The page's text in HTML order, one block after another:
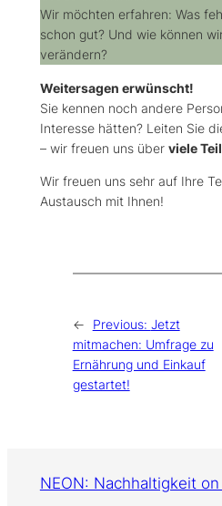
Wir möchten erfahren: Was
schon gut? Und wie können
verändern?
Weitersagen erwünscht!
Sie kennen noch andere
Interesse hätten? Leiten Sie
– wir freuen uns über viele
Wir freuen uns sehr auf Ihre
Austausch mit Ihnen!
← Previous: Jetzt
mitmachen: Umfrage zu
Ernährung und Einkauf
gestartet!
NEON: Nachhaltigkeit